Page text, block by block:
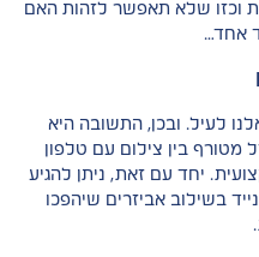
וכזו שלא תאפשר לזהות האם
אחד…
לעיל. ובכן, התשובה היא
מטורף בין צילום עם טלפון
יחד עם זאת, ניתן להגיע
בשילוב אביזרים שיהפכו